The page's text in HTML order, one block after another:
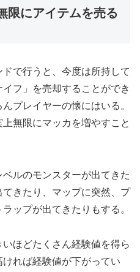
限にアイテムを売る
ドで行うと、今度は所持して
フ」を売却することができ
プレイヤーの懐にはいる。
無限にマッカを増やすこと
ルのモンスターが出てきた
きたり、マップに突然、プ
ップが出てきたりもする。
ほどたくさん経験値を得ら
れば経験値が下がってい